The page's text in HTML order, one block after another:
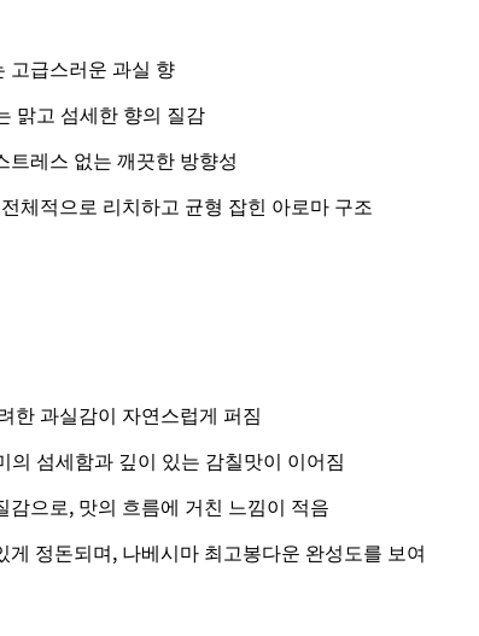
고급스러운 과실 향
맑고 섬세한 향의 질감
트레스 없는 깨끗한 방향성
체적으로 리치하고 균형 잡힌 아로마 구조
한 과실감이 자연스럽게 퍼짐
의 섬세함과 깊이 있는 감칠맛이 이어짐
감으로, 맛의 흐름에 거친 느낌이 적음
게 정돈되며, 나베시마 최고봉다운 완성도를 보여